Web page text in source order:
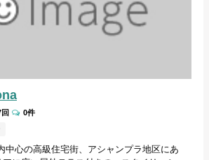
0件
中心の高級住宅街、アシャンプラ地区にあ